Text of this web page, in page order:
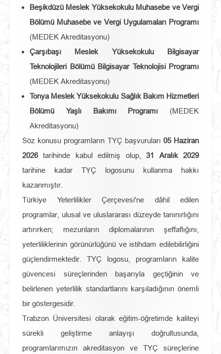
Beşikdüzü Meslek Yüksekokulu Muhasebe ve Vergi
Bölümü Muhasebe ve Vergi Uygulamaları Programı
(MEDEK Akreditasyonu)
Çarşıbaşı Meslek Yüksekokulu Bilgisayar
Teknolojileri Bölümü Bilgisayar Teknolojisi Programı
(MEDEK Akreditasyonu)
Tonya Meslek Yüksekokulu Sağlık Bakım Hizmetleri
Bölümü Yaşlı Bakımı Programı (MEDEK
Akreditasyonu)
Söz konusu programların TYÇ başvuruları 05 Haziran
2026tarihinde kabul edilmiş olup,31 Aralık 2029
tarihine kadar TYÇ logosunu kullanma hakkı
kazanmıştır.
Türkiye Yeterlilikler Çerçevesi'ne dâhil edilen
programlar, ulusal ve uluslararası düzeyde tanınırlığını
artırırken; mezunların diplomalarının şeffaflığını,
yeterliliklerinin görünürlüğünü ve istihdam edilebilirliğini
güçlendirmektedir. TYÇ logosu, programların kalite
güvencesi süreçlerinden başarıyla geçtiğinin ve
belirlenen yeterlilik standartlarını karşıladığının önemli
bir göstergesidir.
Trabzon Üniversitesi olarak eğitim-öğretimde kaliteyi
sürekli geliştirme anlayışı doğrultusunda,
programlarımızın akreditasyon ve TYÇ süreçlerine